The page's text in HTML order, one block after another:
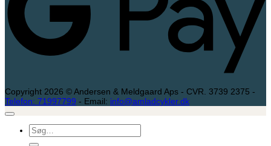
Copyright 2026 © Andersen & Meldgaard Aps - CVR. 3739 2375 -
Telefon: 71997799 - Email: info@amladcykler.dk
Søg
efter: